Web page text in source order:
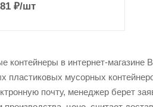
₽/шт
контейнеры в интернет-магазине
пластиковых мусорных
почту, менеджер берет